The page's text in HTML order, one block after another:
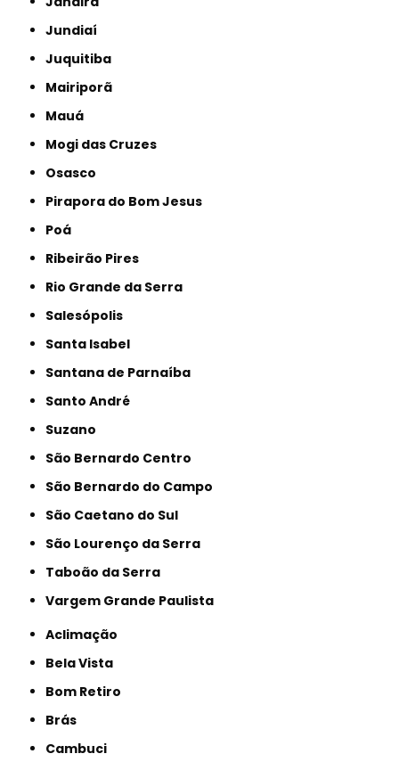
Jundiaí
Juquitiba
Mairiporã
Mauá
Mogi das Cruzes
Osasco
Pirapora do Bom Jesus
Poá
Ribeirão Pires
Rio Grande da Serra
Salesópolis
Santa Isabel
Santana de Parnaíba
Santo André
Suzano
São Bernardo Centro
São Bernardo do Campo
São Caetano do Sul
São Lourenço da Serra
Taboão da Serra
Vargem Grande Paulista
Aclimação
Bela Vista
Bom Retiro
Brás
Cambuci